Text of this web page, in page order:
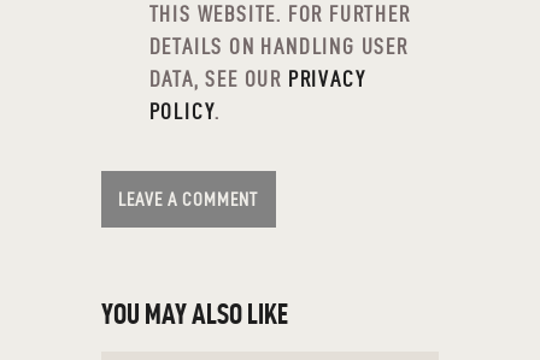
THIS WEBSITE. FOR FURTHER
DETAILS ON HANDLING USER
DATA, SEE OUR PRIVACY
POLICY
YOU MAY ALSO LIKE